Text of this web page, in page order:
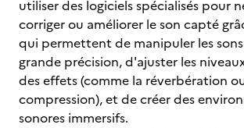
utiliser des logiciels spécialisés pour
corriger ou améliorer le son capté
qui permettent de manipuler les
grande précision, d'ajuster les
des effets (comme la réverbération
compression), et de créer des
sonores immersifs.